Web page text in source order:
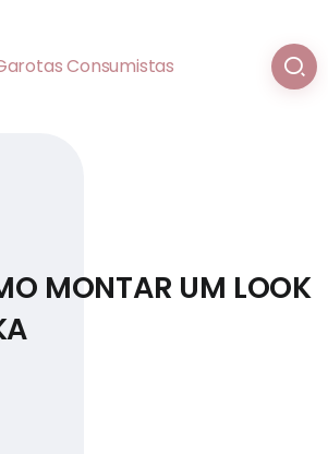
Consumistas
MONTAR UM LOOK